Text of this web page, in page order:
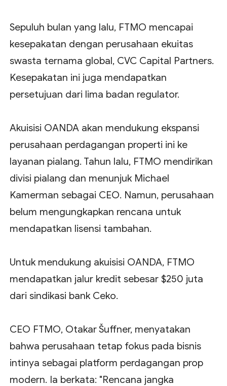
Sepuluh bulan yang lalu, FTMO mencapai
kesepakatan dengan perusahaan ekuitas
swasta ternama global, CVC Capital Partners.
Kesepakatan ini juga mendapatkan
persetujuan dari lima badan regulator.
Akuisisi OANDA akan mendukung ekspansi
perusahaan perdagangan properti ini ke
layanan pialang. Tahun lalu, FTMO mendirikan
divisi pialang dan menunjuk Michael
Kamerman sebagai CEO. Namun, perusahaan
belum mengungkapkan rencana untuk
mendapatkan lisensi tambahan.
Untuk mendukung akuisisi OANDA, FTMO
mendapatkan jalur kredit sebesar $250 juta
dari sindikasi bank Ceko.
CEO FTMO, Otakar Šuffner, menyatakan
bahwa perusahaan tetap fokus pada bisnis
intinya sebagai platform perdagangan prop
modern. Ia berkata: "Rencana jangka